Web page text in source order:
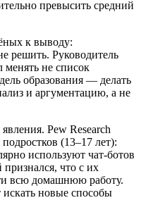
превысить средний
к выводу:
решить. Руководитель
не список
образования — делать
и аргументацию, а не
Pew Research
(13–17 лет):
используют чат-ботов
что с их
всю домашнюю работу.
новые способы